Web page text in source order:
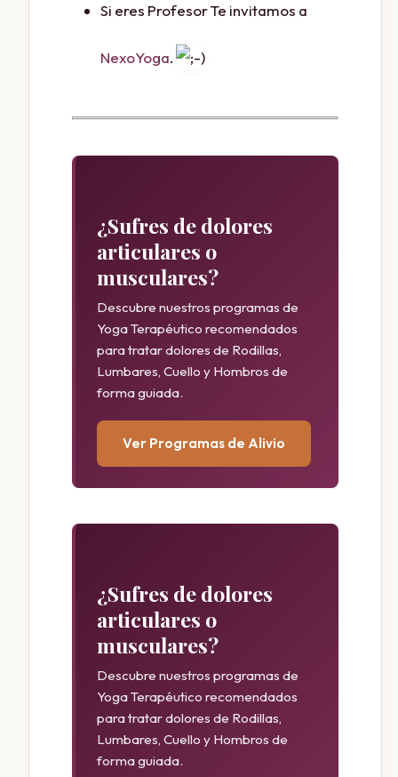
Si eres Profesor Te invitamos a
NexoYoga.
¿Sufres de dolores
articulares o
musculares?
Descubre nuestros programas de
Yoga Terapéutico recomendados
para tratar dolores de Rodillas,
Lumbares, Cuello y Hombros de
forma guiada.
Ver Programas de Alivio
¿Sufres de dolores
articulares o
musculares?
Descubre nuestros programas de
Yoga Terapéutico recomendados
para tratar dolores de Rodillas,
Lumbares, Cuello y Hombros de
forma guiada.